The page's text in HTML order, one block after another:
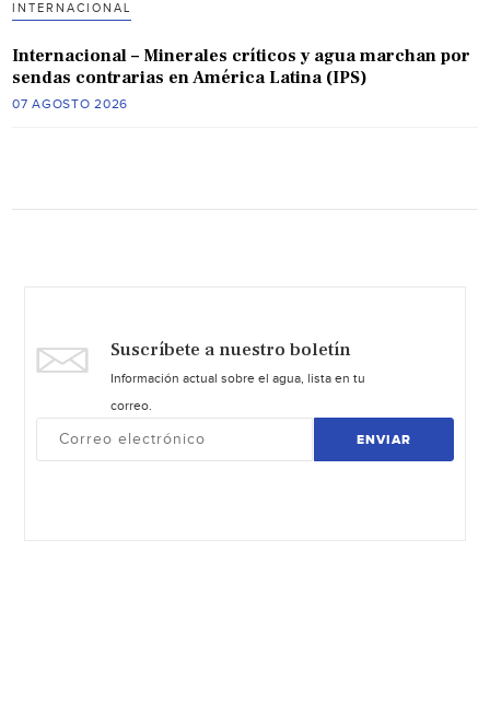
INTERNACIONAL
Internacional – Minerales críticos y agua marchan por
sendas contrarias en América Latina (IPS)
07 AGOSTO 2026
Suscríbete a nuestro boletín
Información actual sobre el agua, lista en tu
correo.
ENVIAR